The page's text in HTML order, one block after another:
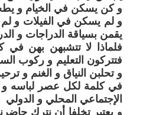
و كن يسكن في الخيام و
و لم يسكن في الفيلات و لم
يقمن بسياقة الدراجات و
فلماذا لا تتشبهن بهن
فتتركون التعليم و ركوب
و تحلبن النياق و الغنم و
في كلمة لكل عصر لباسه و
الإجتماعي المحلي و الدولي